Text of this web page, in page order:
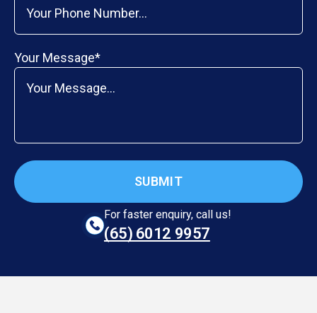
Your Message*
For faster enquiry, call us!
(65)‎ 6012‎ 9957